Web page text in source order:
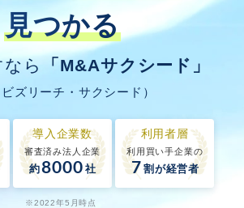
見つかる
ら 「M&Aサクシード」
ビズリーチ・サクシード）
導入企業数
審査済み法人企業
約8000 社
利用者層
利用買い手企業の
7 割が経営者
※2022年5月時点